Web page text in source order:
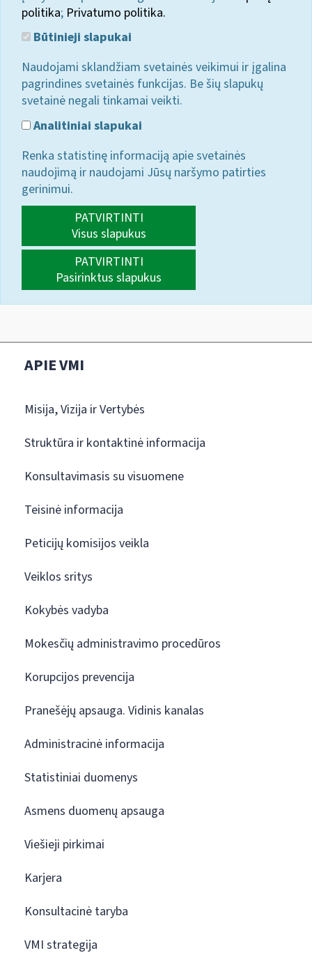
politika; Privatumo politika.
Būtinieji slapukai
Naudojami sklandžiam svetainės veikimui ir įgalina
pagrindines svetainės funkcijas. Be šių slapukų
svetainė negali tinkamai veikti.
Analitiniai slapukai
Renka statistinę informaciją apie svetainės
naudojimą ir naudojami Jūsų naršymo patirties
gerinimui.
PATVIRTINTI
Visus slapukus
PATVIRTINTI
Pasirinktus slapukus
APIE VMI
Misija, Vizija ir Vertybės
Struktūra ir kontaktinė informacija
Konsultavimasis su visuomene
Teisinė informacija
Peticijų komisijos veikla
Veiklos sritys
Kokybės vadyba
Mokesčių administravimo procedūros
Korupcijos prevencija
Pranešėjų apsauga. Vidinis kanalas
Administracinė informacija
Statistiniai duomenys
Asmens duomenų apsauga
Viešieji pirkimai
Karjera
Konsultacinė taryba
VMI strategija